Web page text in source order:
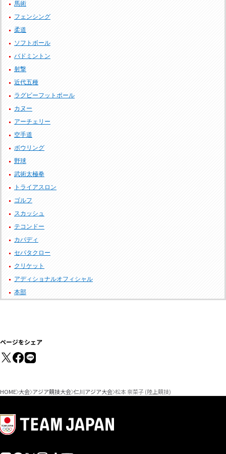
馬術
フェンシング
柔道
ソフトボール
バドミントン
射撃
近代五種
ラグビーフットボール
カヌー
アーチェリー
空手道
ボウリング
野球
武術太極拳
トライアスロン
ゴルフ
スカッシュ
テコンドー
カバディ
セパタクロー
クリケット
アディショナルオフィシャル
本部
ページをシェア
HOME 大会 アジア競技大会 仁川アジア大会 松本 奈菜子 (陸上競技)